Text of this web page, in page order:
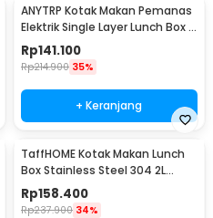
ANYTRP Kotak Makan Pemanas
Elektrik Single Layer Lunch Box 2
Bowl 1.2L - DFH-C01
Rp141.100
Rp214.900 35%
+ Keranjang
TaffHOME Kotak Makan Lunch
Box Stainless Steel 304 2L
Triple Compartment - HS233
Rp158.400
Rp237.900 34%